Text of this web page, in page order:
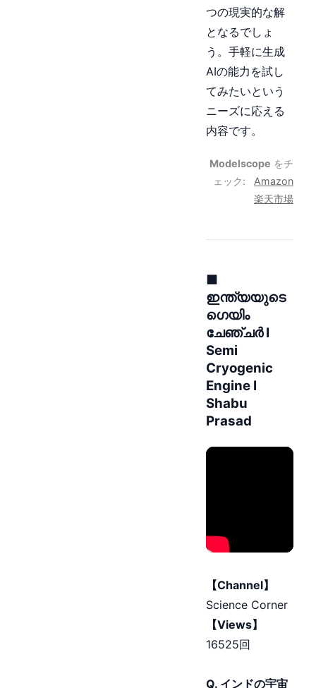
つの現実的な解
となるでしょ
う。手軽に生成
AIの能力を試し
てみたいという
ニーズに応える
内容です。
Modelscope をチ
ェック:
Amazon
楽天市場
■
ഇന്ത്യയുടെ
ഗെയിം
ചേഞ്ചർ I
Semi
Cryogenic
Engine I
Shabu
Prasad
【Channel】
Science Corner
【Views】
16525回
Q. インドの宇宙